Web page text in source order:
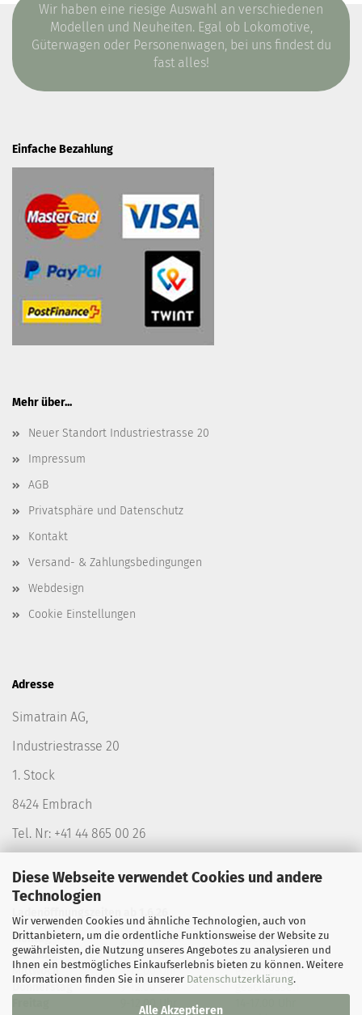
Diese Webseite verwendet Cookies und andere
Technologien
Wir verwenden Cookies und ähnliche Technologien, auch von
Drittanbietern, um die ordentliche Funktionsweise der Website zu
gewährleisten, die Nutzung unseres Angebotes zu analysieren und
Ihnen ein bestmögliches Einkaufserlebnis bieten zu können. Weitere
Informationen finden Sie in unserer Datenschutzerklärung.
Alle Akzeptieren
Wir haben eine riesige Auswahl an verschiedenen
Modellen und Neuheiten. Egal ob Lokomotive,
Güterwagen oder Personenwagen, bei uns findest du
fast alles!
Einfache Bezahlung
Mehr über...
Neuer Standort Industriestrasse 20
Impressum
AGB
Privatsphäre und Datenschutz
Kontakt
Versand- & Zahlungsbedingungen
Webdesign
Cookie Einstellungen
Adresse
Simatrain AG,
Industriestrasse 20
1. Stock
8424 Embrach
Tel. Nr: +41 44 865 00 26
Ladenöffnungszeiten ab 1.6.26
Montag
geschlossen
geschlossen
Dienstag
geschlossen
14-18.00 Uhr
Mittwoch
9-12.00 Uhr
geschlossen
Donnerstag
9-12.00 Uhr
geschlossen
9-12.00 Uhr